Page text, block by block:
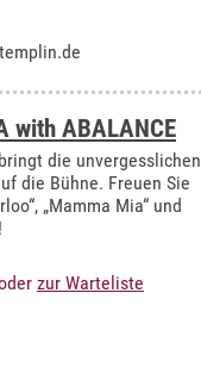
with ABALANCE
die unvergesslichen
die Bühne. Freuen Sie
„Mamma Mia“ und
zur Warteliste